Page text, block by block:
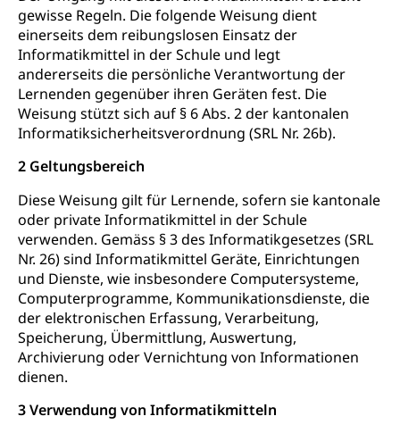
gewisse Regeln. Die folgende Weisung dient
einerseits dem reibungslosen Einsatz der
Informatikmittel in der Schule und legt
andererseits die persönliche Verantwortung der
Lernenden gegenüber ihren Geräten fest. Die
Weisung stützt sich auf § 6 Abs. 2 der kantonalen
Informatiksicherheitsverordnung (SRL Nr. 26b).
2 Geltungsbereich
Diese Weisung gilt für Lernende, sofern sie kantonale
oder private Informatikmittel in der Schule
verwenden. Gemäss § 3 des Informatikgesetzes (SRL
Nr. 26) sind Informatikmittel Geräte, Einrichtungen
und Dienste, wie insbesondere Computersysteme,
Computerprogramme, Kommunikationsdienste, die
der elektronischen Erfassung, Verarbeitung,
Speicherung, Übermittlung, Auswertung,
Archivierung oder Vernichtung von Informationen
dienen.
3 Verwendung von Informatikmitteln